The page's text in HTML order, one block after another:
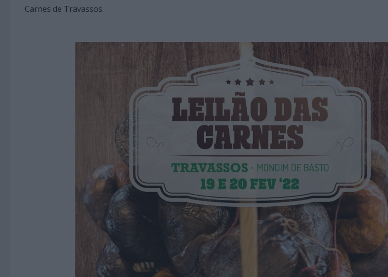
Carnes de Travassos.